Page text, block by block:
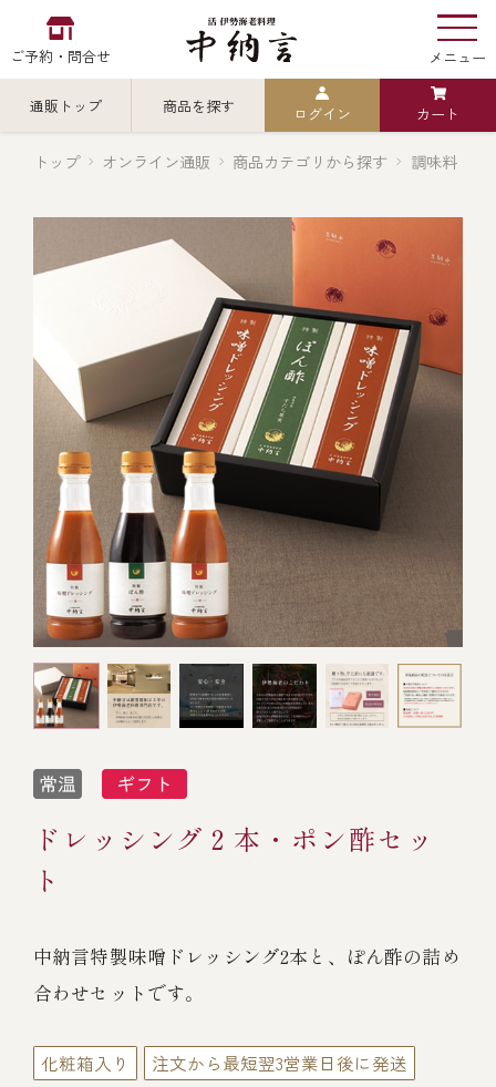
ご予約・問合せ メニュー
中納言の お食い初め
中納言の伊勢海老
用途・シーン
ご結婚式 1.5次会・
二次会
レストラン
オンライン通販
(造り/焼物/蒸し/ボイル伊勢海老)
(ごちそう重/誕生日重/還暦重/お食い初め重)
(中納言/鉄板焼ひかり)
弁当宅配・仕出し
鉄板焼 ひかり
製薬会社・MR
企業情報
サイトマップ
ご意見・お問合せ
通販トップ 商品を探す
カテゴリから探す 全ての商品を見る
伊勢海老
全ての商品を見る
お造り（お刺身）
焼物
蒸し
ボイル伊勢海老
ごちそう重
全ての商品を見る
ごちそう重
還暦重
誕生日重
おせち
全ての商品を見る
生おせち
おせち冷凍
海鮮鍋
海鮮ＢＢＱ
調味料
スープ・スープカレー
お味噌汁
全ての商品を見る
鉄板焼ひかり
伊勢海老料理（中納言厨房）
お弁当（冷凍）
ログイン カート
トップ オンライン通販 商品カテゴリから探す 調味料
ドレッシング２本・ポン酢セッ
ト
中納言特製味噌ドレッシング2本と、ぽん酢の詰め
合わせセットです。
化粧箱入り
注文から最短翌3営業日後に発送